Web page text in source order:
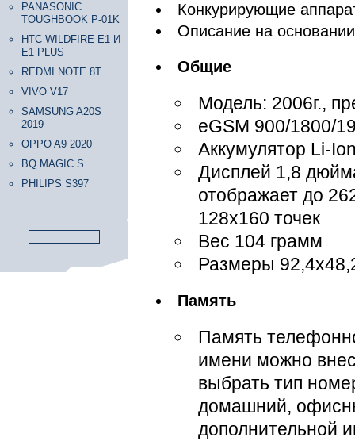
PANASONIC
TOUGHBOOK P-01K
HTC WILDFIRE E1 И
E1 PLUS
REDMI NOTE 8T
VIVO V17
SAMSUNG A20S
2019
OPPO A9 2020
BQ MAGIC S
PHILIPS S397
Конкурирующие
Описание на
Общие
Модель: 2006г.,
eGSM 900/1800/
Аккумулятор Li-
Дисплей 1,8
отображает до
128х160 точек
Вес 104 грамм
Размеры
Память
Память
имени можно
выбрать тип
домашний,
дополнительной